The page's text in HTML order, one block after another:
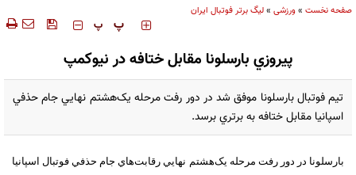
صفحه نخست »ورزشی »لیگ برتر فوتبال ایران
‍‍‍ پ پ
پيروزي بارسلونا مقابل ختافه در نيوکمپ
تيم فوتبال بارسلونا موفق شد در دور رفت مرحله يک‌هشتم نهايي جام حذفي
اسپانيا مقابل ختافه به برتري برسد.
بارسلونا در دور رفت مرحله يک‌هشتم نهايي رقابت‌هاي جام حذفي فوتبال اسپانيا